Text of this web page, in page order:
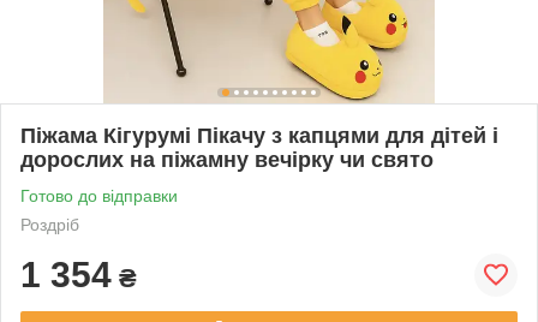
Піжама Кігурумі Пікачу з капцями для дітей і
дорослих на піжамну вечірку чи свято
Готово до відправки
Роздріб
1 354 ₴